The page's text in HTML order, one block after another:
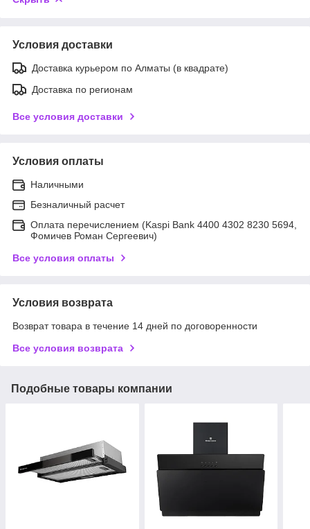
Условия доставки
Доставка курьером по Алматы (в квадрате)
Доставка по регионам
Все условия доставки
Условия оплаты
Наличными
Безналичный расчет
Оплата перечислением (Kaspi Bank 4400 4302 8230 5694,
Фомичев Роман Сергеевич)
Все условия оплаты
Условия возврата
Возврат товара в течение 14 дней по договоренности
Все условия возврата
Подобные товары компании